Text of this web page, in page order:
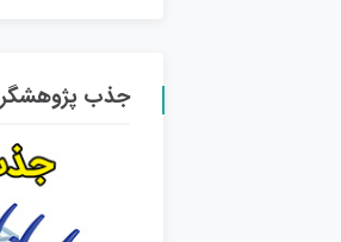
جذب پژوهشگر